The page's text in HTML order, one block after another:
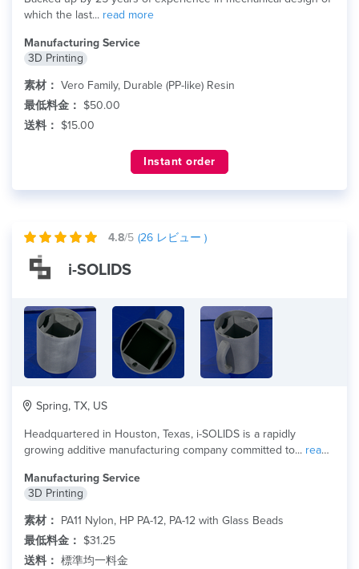
which the last... read more
Manufacturing Service
3D Printing
素材： Vero Family, Durable (PP-like) Resin
最低料金： $50.00
送料： $15.00
Instant order
4.8/5 (26 レビュー )
i-SOLIDS
Spring, TX, US
Headquartered in Houston, Texas, i-SOLIDS is a rapidly
growing additive manufacturing company committed to... read
Manufacturing Service
3D Printing
素材： PA11 Nylon, HP PA-12, PA-12 with Glass Beads
最低料金： $31.25
送料： 標準均一料金